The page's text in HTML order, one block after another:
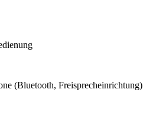
(Bluetooth, Freisprecheinrichtung)